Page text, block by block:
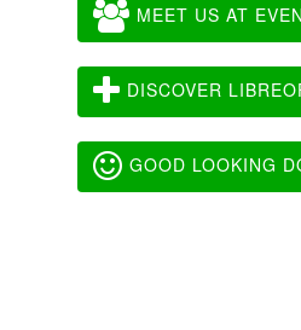
MEET US AT
DISCOVER
GOOD LOOKING